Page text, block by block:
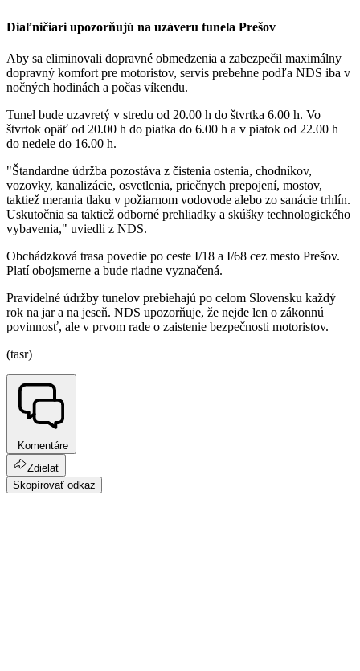
Diaľničiari upozorňujú na uzáveru tunela Prešov
Aby sa eliminovali dopravné obmedzenia a zabezpečil maximálny
dopravný komfort pre motoristov, servis prebehne podľa NDS iba v
nočných hodinách a počas víkendu.
Tunel bude uzavretý v stredu od 20.00 h do štvrtka 6.00 h. Vo
štvrtok opäť od 20.00 h do piatka do 6.00 h a v piatok od 22.00 h
do nedele do 16.00 h.
"Štandardne údržba pozostáva z čistenia ostenia, chodníkov,
vozovky, kanalizácie, osvetlenia, priečnych prepojení, mostov,
taktiež merania tlaku v požiarnom vodovode alebo zo sanácie trhlín.
Uskutočnia sa taktiež odborné prehliadky a skúšky technologického
vybavenia," uviedli z NDS.
Obchádzková trasa povedie po ceste I/18 a I/68 cez mesto Prešov.
Platí obojsmerne a bude riadne vyznačená.
Pravidelné údržby tunelov prebiehajú po celom Slovensku každý
rok na jar a na jeseň. NDS upozorňuje, že nejde len o zákonnú
povinnosť, ale v prvom rade o zaistenie bezpečnosti motoristov.
(tasr)
Komentáre
Zdielať
Skopírovať odkaz